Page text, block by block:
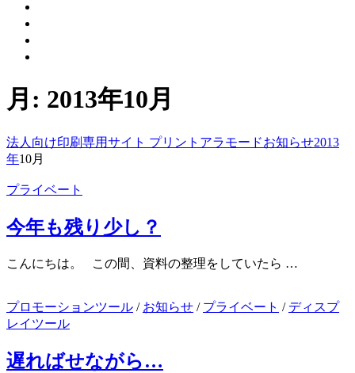
月: 2013年10月
法人向け印刷専用サイト プリントアラモードお知らせ2013
年10月
プライベート
今年も残り少し？
こんにちは。 この間、資料の整理をしていたら …
プロモーションツール / お知らせ / プライベート / ディスプ
レイツール
遅ればせながら…